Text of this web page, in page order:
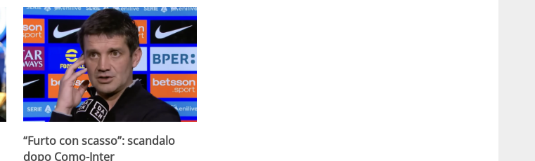
“Furto con scasso”: scandalo
dopo Como-Inter